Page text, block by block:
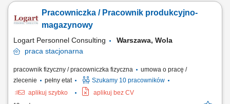
Przyjmowanie, kompletowanie i wydawanie towarów; Prawidłowe
rozmieszczanie asortymentu w strefie magazynu; Dbanie o porządek i
Pracowniczka / Pracownik produkcyjno-
magazynowy
Logart Personnel Consulting
Warszawa, Wola
praca stacjonarna
pracownik fizyczny / pracowniczka fizyczna
umowa o pracę /
zlecenie
pełny etat
Szukamy 10 pracowników
aplikuj szybko
aplikuj bez CV